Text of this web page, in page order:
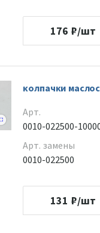
176 ₽/шт
колпачки
Арт.
0010-022500-
Арт. замены
0010-022500
131 ₽/шт